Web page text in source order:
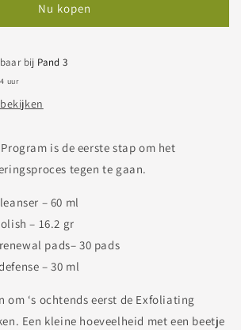
Nu kopen
bij Pand 3
uur
is de eerste stap om het
tegen te gaan.
– 60 ml
– 16.2 gr
pads– 30 pads
– 30 ml
om ‘s ochtends eerst de Exfoliating
Een kleine hoeveelheid met een beetje